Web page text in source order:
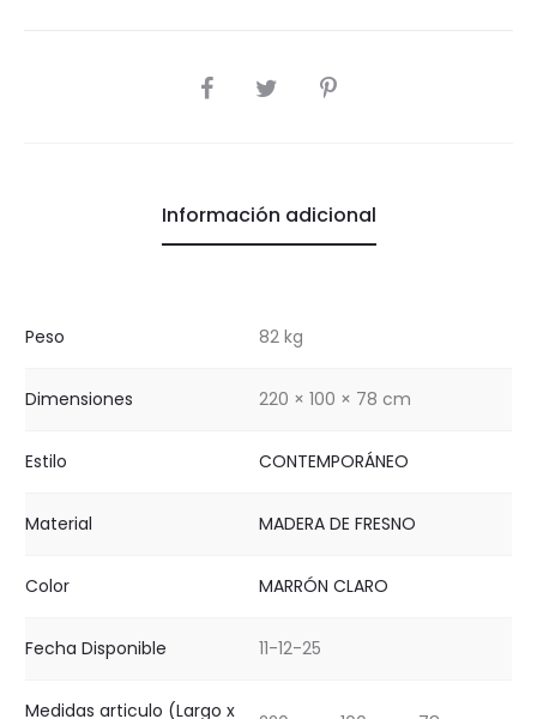
COMPARTIR
Información adicional
Peso 82 kg
Dimensiones 220 × 100 × 78 cm
Estilo CONTEMPORÁNEO
Material MADERA DE FRESNO
Color MARRÓN CLARO
Fecha Disponible 11-12-25
Medidas articulo (Largo x